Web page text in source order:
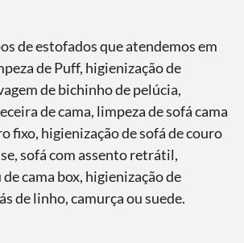
de estofados que atendemos em
de Puff, higienização de
de bichinho de pelúcia,
de cama, limpeza de sofá cama
fixo, higienização de sofá de couro
sofá com assento retrátil,
cama box, higienização de
de linho, camurça ou suede.